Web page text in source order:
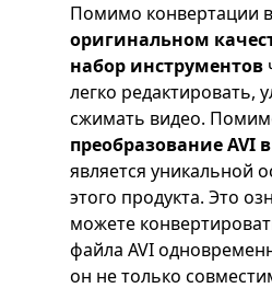
Помимо конвертации
оригинальном
набор инструментов
легко редактировать,
сжимать видео.
преобразование AVI
является уникальной
этого продукта. Это
можете
файла AVI
он не только